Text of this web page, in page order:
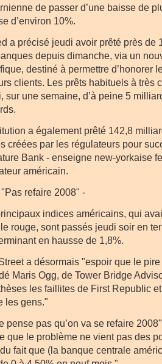
de passer d’une baisse de
d’environ 10%.
a précisé jeudi avoir prêté près de
depuis dimanche, via un
destiné à permettre d’honorer
clients. Les prêts habituels à très
sur une semaine, d’à peine 5
a également prêté 142,8
créées par les régulateurs pour
Bank - enseigne new-yorkaise
américain.
"Pas refaire 2008" -
indices américains, qui
rouge, sont passés jeudi soir en
en hausse de 1,8%.
a désormais "espoir que le
Maris Ogg, de Tower Bridge
les faillites de First Republic
les gens."
pense pas qu’on va se refaire
que le problème ne vient pas des
fait que (la banque centrale